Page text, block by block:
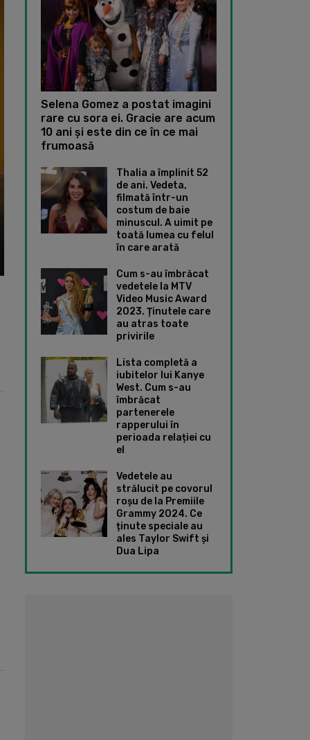
Selena Gomez a postat imagini
rare cu sora ei. Gracie are acum
10 ani și este din ce în ce mai
frumoasă
Thalia a împlinit 52
de ani. Vedeta,
filmată într-un
costum de baie
minuscul. A uimit pe
toată lumea cu felul
în care arată
Cum s-au îmbrăcat
vedetele la MTV
Video Music Award
2023. Ținutele care
au atras toate
privirile
Lista completă a
iubitelor lui Kanye
West. Cum s-au
îmbrăcat
partenerele
rapperului în
perioada relației cu
el
Vedetele au
strălucit pe covorul
roșu de la Premiile
Grammy 2024. Ce
ținute speciale au
ales Taylor Swift și
Dua Lipa